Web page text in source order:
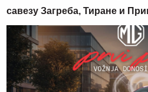
савезу Загреба, Тиране и